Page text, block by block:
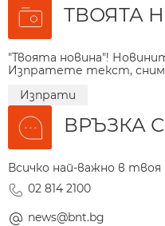
ТВОЯТА
"Твоята новина"!
Изпратете текст,
Изпрати
ВРЪЗКА
Всичко най-важно в
02 814 2100
news@bnt.bg